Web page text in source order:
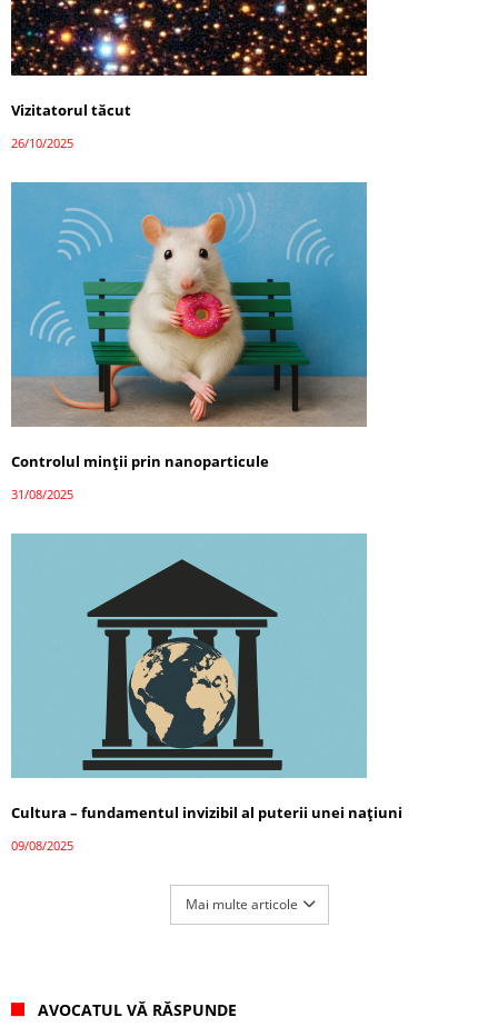
Vizitatorul tăcut
26/10/2025
Controlul minții prin nanoparticule
31/08/2025
Cultura – fundamentul invizibil al puterii unei națiuni
09/08/2025
Mai multe articole
AVOCATUL VĂ RĂSPUNDE